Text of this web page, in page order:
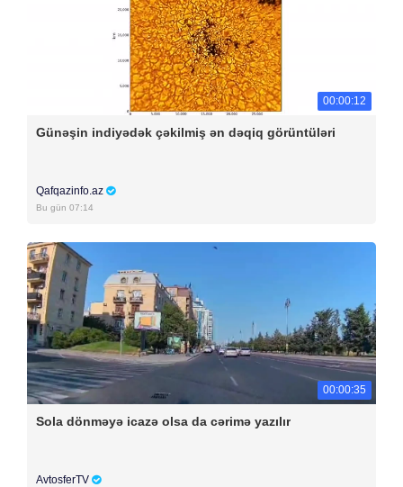
00:00:12
Günəşin indiyədək çəkilmiş ən dəqiq görüntüləri
Qafqazinfo.az
Bu gün 07:14
00:00:35
Sola dönməyə icazə olsa da cərimə yazılır
AvtosferTV